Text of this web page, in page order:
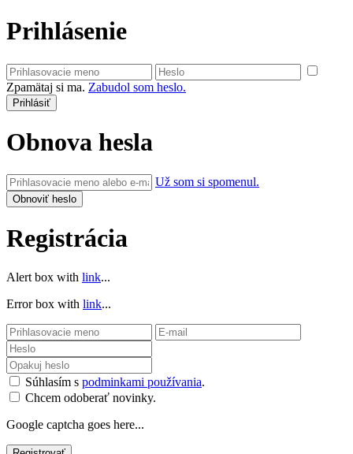
Prihlásenie
Zpamätaj si ma. Zabudol som heslo.
Obnova hesla
Už som si spomenul.
Registrácia
Alert box with link...
Error box with link...
Súhlasím s podminkami používania.
Chcem odoberať novinky.
Google captcha goes here...